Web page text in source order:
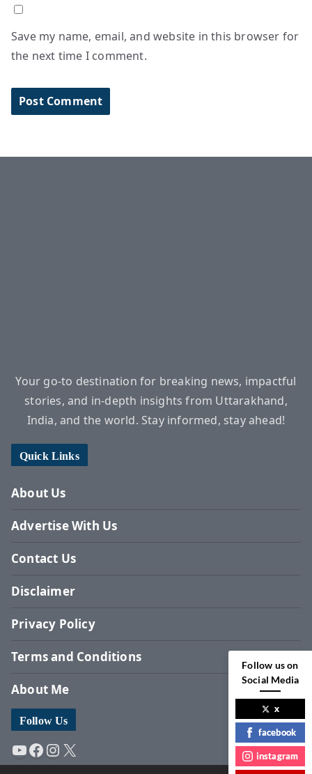
Save my name, email, and website in this browser for
the next time I comment.
Your go-to destination for breaking news, impactful
stories, and in-depth insights from Uttarakhand,
India, and the world. Stay informed, stay ahead!
Quick Links
About Us
Advertise With Us
Contact Us
Disclaimer
Privacy Policy
Terms and Conditions
About Me
Follow Us
YouTube
Facebook
Instagram
X
Follow us on
Social Media
x
facebook
instagram